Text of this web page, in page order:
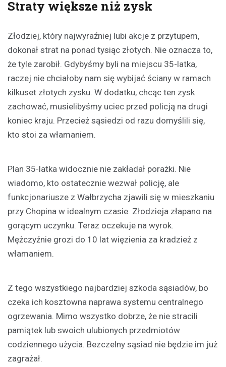
Straty większe niż zysk
Złodziej, który najwyraźniej lubi akcje z przytupem,
dokonał strat na ponad tysiąc złotych. Nie oznacza to,
że tyle zarobił. Gdybyśmy byli na miejscu 35-latka,
raczej nie chciałoby nam się wybijać ściany w ramach
kilkuset złotych zysku. W dodatku, chcąc ten zysk
zachować, musielibyśmy uciec przed policją na drugi
koniec kraju. Przecież sąsiedzi od razu domyślili się,
kto stoi za włamaniem.
Plan 35-latka widocznie nie zakładał porażki. Nie
wiadomo, kto ostatecznie wezwał policję, ale
funkcjonariusze z Wałbrzycha zjawili się w mieszkaniu
przy Chopina w idealnym czasie. Złodzieja złapano na
gorącym uczynku. Teraz oczekuje na wyrok.
Mężczyźnie grozi do 10 lat więzienia za kradzież z
włamaniem.
Z tego wszystkiego najbardziej szkoda sąsiadów, bo
czeka ich kosztowna naprawa systemu centralnego
ogrzewania. Mimo wszystko dobrze, że nie stracili
pamiątek lub swoich ulubionych przedmiotów
codziennego użycia. Bezczelny sąsiad nie będzie im już
zagrażał.